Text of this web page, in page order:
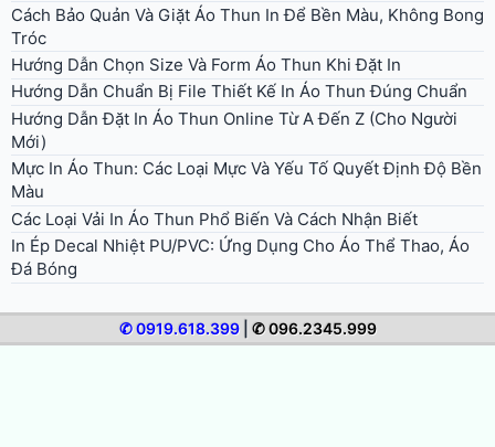
✆ 0919.618.399| ✆ 096.2345.999
Cách Bảo Quản Và Giặt Áo Thun In Để Bền Màu, Không Bong
Tróc
Hướng Dẫn Chọn Size Và Form Áo Thun Khi Đặt In
Hướng Dẫn Chuẩn Bị File Thiết Kế In Áo Thun Đúng Chuẩn
Hướng Dẫn Đặt In Áo Thun Online Từ A Đến Z (Cho Người
Mới)
Mực In Áo Thun: Các Loại Mực Và Yếu Tố Quyết Định Độ Bền
Màu
Các Loại Vải In Áo Thun Phổ Biến Và Cách Nhận Biết
In Ép Decal Nhiệt PU/PVC: Ứng Dụng Cho Áo Thể Thao, Áo
Đá Bóng